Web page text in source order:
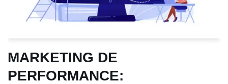
MARKETING DE
PERFORMANCE: